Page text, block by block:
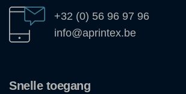
+32 (0) 56 96 97 96
info@aprintex.be
Snelle toegang